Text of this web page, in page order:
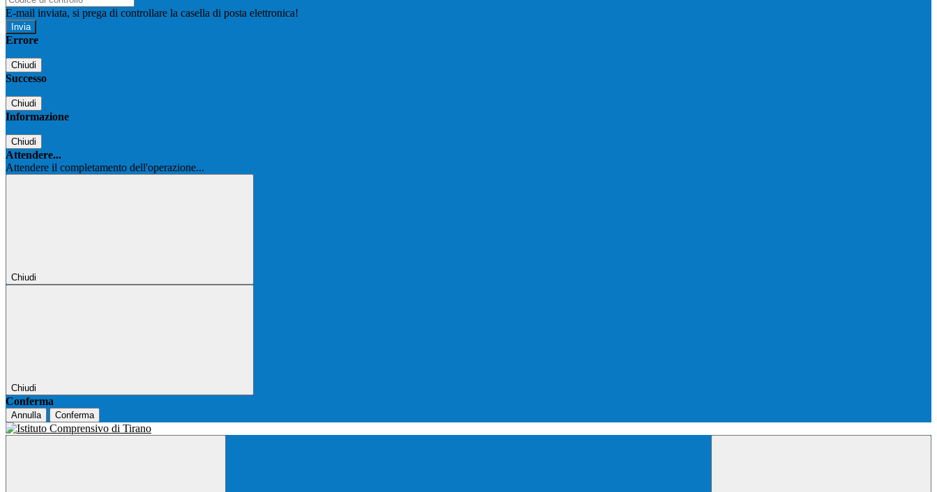
E-mail inviata, si prega di controllare la casella di posta elettronica!
Errore
Chiudi
Successo
Chiudi
Informazione
Chiudi
Attendere...
Attendere il completamento dell'operazione...
Chiudi
Chiudi
Conferma
Annulla Conferma